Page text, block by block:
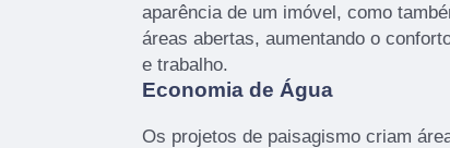
aparência de um imóvel, como
áreas abertas, aumentando o
e trabalho.
Economia de Água
Os projetos de paisagismo criam